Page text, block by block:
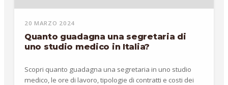
20 MARZO 2024
Quanto guadagna una segretaria di
uno studio medico in Italia?
Scopri quanto guadagna una segretaria in uno studio
medico, le ore di lavoro, tipologie di contratti e costi dei